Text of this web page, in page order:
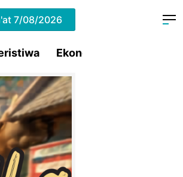
7/08/2026
Ekonomi